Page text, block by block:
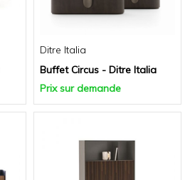
Ditre Italia
Buffet Circus - Ditre Italia
Prix sur demande